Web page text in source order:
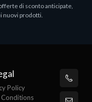
di sconto anticipate,
nuovi prodotti.
Policy
Conditions